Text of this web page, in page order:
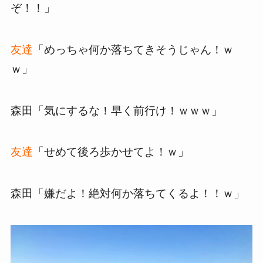
ぞ！！」
友達 「めっちゃ何か落ちてきそうじゃん！ｗ
ｗ」
森田「気にするな！早く前行け！ｗｗｗ」
友達 「せめて後ろ歩かせてよ！ｗ」
森田「嫌だよ！絶対何か落ちてくるよ！！ｗ」